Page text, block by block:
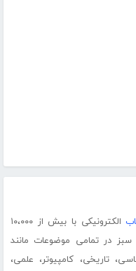
الکترونیکی با بیش از ۱۰،۰۰۰
در تمامی موضوعات مانند
تاریخی، کامپیوتر، علمی،